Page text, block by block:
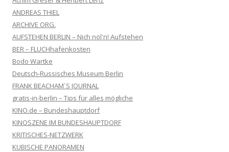
ANDREAS THIEL
ARCHIVE ORG.
AUFSTEHEN BERLIN – Nich nöl'n! Aufstehen
BER – FLUCHhafenkosten
Bodo Wartke
Deutsch-Russisches Museum Berlin
FRANK BEACHAM´S JOURNAL
gratis-in-berlin – Tips für alles mögliche
KINO.de – Bundeshauptdorf
KINOSZENE IM BUNDESHAUPTDORF
KRITISCHES-NETZWERK
KUBISCHE PANORAMEN